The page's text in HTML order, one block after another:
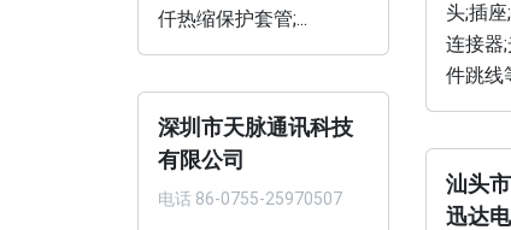
仟热缩保护套管;...
头;插
连接器
件跳线
深圳市天脉通讯科技
有限公司
电话 86-0755-25970507
汕头
迅达